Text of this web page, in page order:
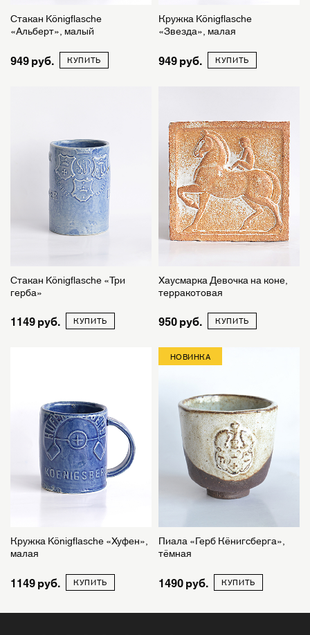
Стакан Königflasche
«Альберт», малый
949 КУПИТЬ
Кружка Königflasche
«Звезда», малая
949 КУПИТЬ
Стакан Königflasche «Три
герба»
1149 КУПИТЬ
Хаусмарка Девочка на коне,
терракотовая
950 КУПИТЬ
Кружка Königflasche «Хуфен»,
малая
1149 КУПИТЬ
НОВИНКА
Пиала «Герб Кёнигсберга»,
тёмная
1490 КУПИТЬ